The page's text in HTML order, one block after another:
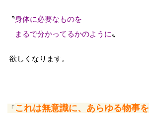
〝身体に必要なものを
まるで分かってるかのように〟
欲しくなります。
「これは無意識に、あらゆる物事を